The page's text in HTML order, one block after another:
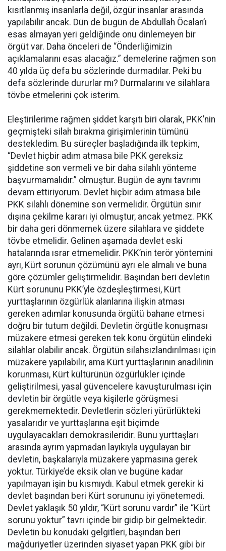
kısıtlanmış insanlarla değil, özgür insanlar arasında
yapılabilir ancak. Dün de bugün de Abdullah Öcalan’ı
esas almayan yeri geldiğinde onu dinlemeyen bir
örgüt var. Daha önceleri de “Önderliğimizin
açıklamalarını esas alacağız.” demelerine rağmen son
40 yılda üç defa bu sözlerinde durmadılar. Peki bu
defa sözlerinde dururlar mı? Durmalarını ve silahlara
tövbe etmelerini çok isterim.
Eleştirilerime rağmen şiddet karşıtı biri olarak, PKK’nin
geçmişteki silah bırakma girişimlerinin tümünü
destekledim. Bu süreçler başladığında ilk tepkim,
“Devlet hiçbir adım atmasa bile PKK gereksiz
şiddetine son vermeli ve bir daha silahlı yönteme
başvurmamalıdır.” olmuştur. Bugün de aynı tavrımı
devam ettiriyorum. Devlet hiçbir adım atmasa bile
PKK silahlı dönemine son vermelidir. Örgütün sınır
dışına çekilme kararı iyi olmuştur, ancak yetmez. PKK
bir daha geri dönmemek üzere silahlara ve şiddete
tövbe etmelidir. Gelinen aşamada devlet eski
hatalarında ısrar etmemelidir. PKK’nin terör yöntemini
ayrı, Kürt sorunun çözümünü ayrı ele almalı ve buna
göre çözümler geliştirmelidir. Başından beri devletin
Kürt sorununu PKK’yle özdeşleştirmesi, Kürt
yurttaşlarının özgürlük alanlarına ilişkin atması
gereken adımlar konusunda örgütü bahane etmesi
doğru bir tutum değildi. Devletin örgütle konuşması
müzakere etmesi gereken tek konu örgütün elindeki
silahlar olabilir ancak. Örgütün silahsızlandırılması için
müzakere yapılabilir, ama Kürt yurttaşlarının anadilinin
korunması, Kürt kültürünün özgürlükler içinde
geliştirilmesi, yasal güvencelere kavuşturulması için
devletin bir örgütle veya kişilerle görüşmesi
gerekmemektedir. Devletlerin sözleri yürürlükteki
yasalarıdır ve yurttaşlarına eşit biçimde
uygulayacakları demokrasileridir. Bunu yurttaşları
arasında ayrım yapmadan layıkıyla uygulayan bir
devletin, başkalarıyla müzakere yapmasına gerek
yoktur. Türkiye’de eksik olan ve bugüne kadar
yapılmayan işin bu kısmıydı. Kabul etmek gerekir ki
devlet başından beri Kürt sorununu iyi yönetemedi.
Devlet yaklaşık 50 yıldır, “Kürt sorunu vardır” ile “Kürt
sorunu yoktur” tavrı içinde bir gidip bir gelmektedir.
Devletin bu konudaki gelgitleri, başından beri
mağduriyetler üzerinden siyaset yapan PKK gibi bir